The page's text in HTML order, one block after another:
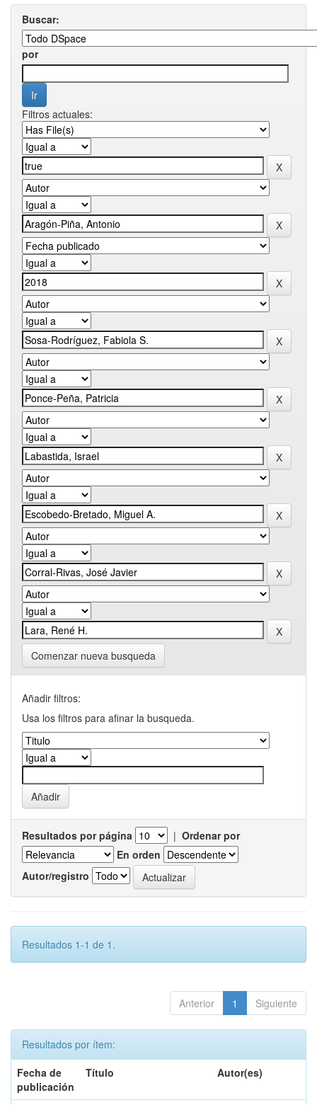
Buscar:
por
Filtros actuales:
Comenzar nueva busqueda
Añadir filtros:
Usa los filtros para afinar la busqueda.
Resultados por página | Ordenar por
En orden
Autor/registro
Resultados 1-1 de 1.
Anterior 1 Siguiente
Resultados por ítem:
Fecha de
publicación
Título Autor(es)